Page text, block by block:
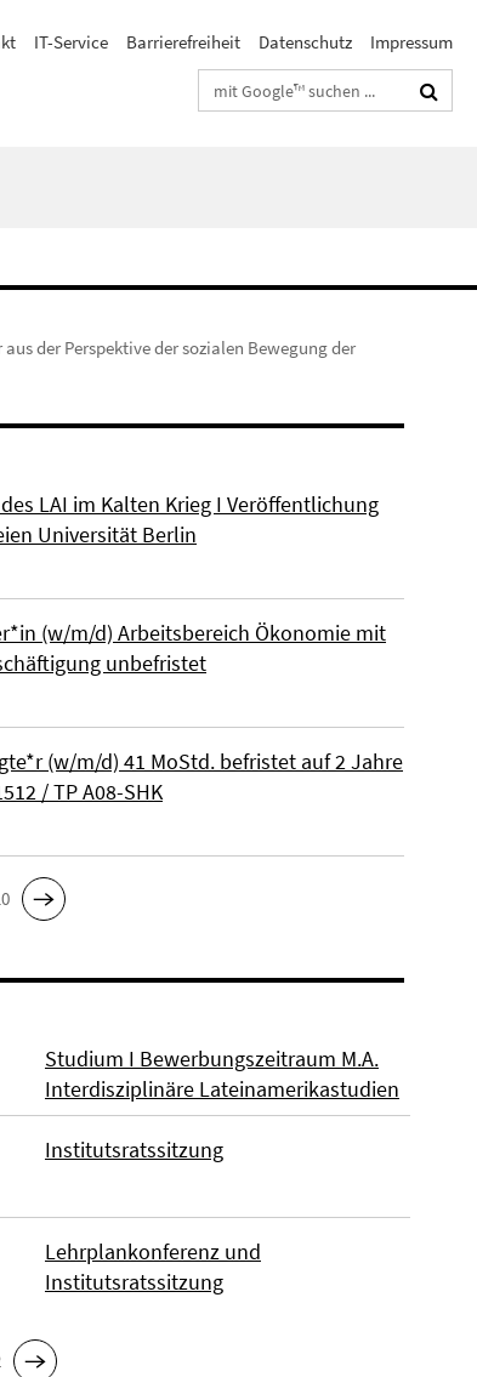
IT-Service Barrierefreiheit Datenschutz
Impressum
Suchbegriffe
der Perspektive der sozialen Bewegung der
LAI im Kalten Krieg I Veröffentlichung
Universität Berlin
(w/m/d) Arbeitsbereich Ökonomie mit
unbefristet
(w/m/d) 41 MoStd. befristet auf 2 Jahre
/ TP A08-SHK
Studium I Bewerbungszeitraum M.A.
Interdisziplinäre Lateinamerikastudien
Institutsratssitzung
Lehrplankonferenz und
Institutsratssitzung